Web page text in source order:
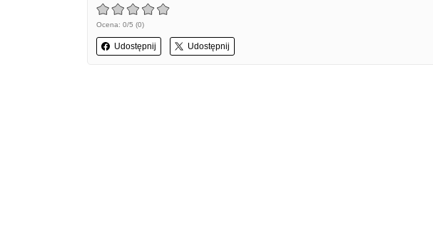
Ocena: 0/5 (0)
Udostępnij Udostępnij